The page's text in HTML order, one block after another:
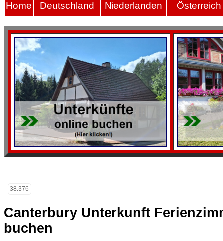
Home Deutschland Niederlanden Österreich
38.376
Canterbury Unterkunft
buchen